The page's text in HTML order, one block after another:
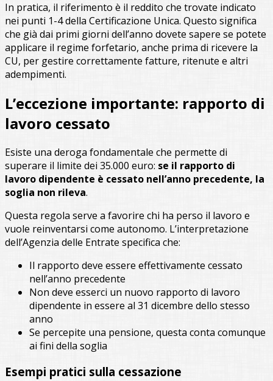
In pratica, il riferimento è il reddito che trovate indicato
nei punti 1-4 della Certificazione Unica. Questo significa
che già dai primi giorni dell’anno dovete sapere se potete
applicare il regime forfetario, anche prima di ricevere la
CU, per gestire correttamente fatture, ritenute e altri
adempimenti.
L’eccezione importante: rapporto di
lavoro cessato
Esiste una deroga fondamentale che permette di
superare il limite dei 35.000 euro: se il rapporto di
lavoro dipendente è cessato nell’anno precedente, la
soglia non rileva.
Questa regola serve a favorire chi ha perso il lavoro e
vuole reinventarsi come autonomo. L’interpretazione
dell’Agenzia delle Entrate specifica che:
Il rapporto deve essere effettivamente cessato
nell’anno precedente
Non deve esserci un nuovo rapporto di lavoro
dipendente in essere al 31 dicembre dello stesso
anno
Se percepite una pensione, questa conta comunque
ai fini della soglia
Esempi pratici sulla cessazione